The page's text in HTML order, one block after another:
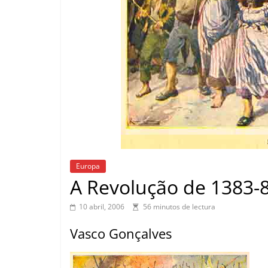
Europa
A Revolução de 1383-
10 abril, 2006 56 minutos de lectura
Vasco Gonçalves